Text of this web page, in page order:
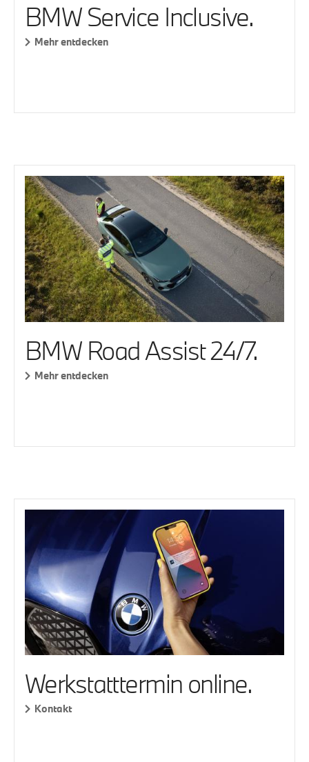
BMW Service Inclusive.
Mehr entdecken
BMW Road Assist 24/7.
Mehr entdecken
Werkstatttermin online.
Kontakt